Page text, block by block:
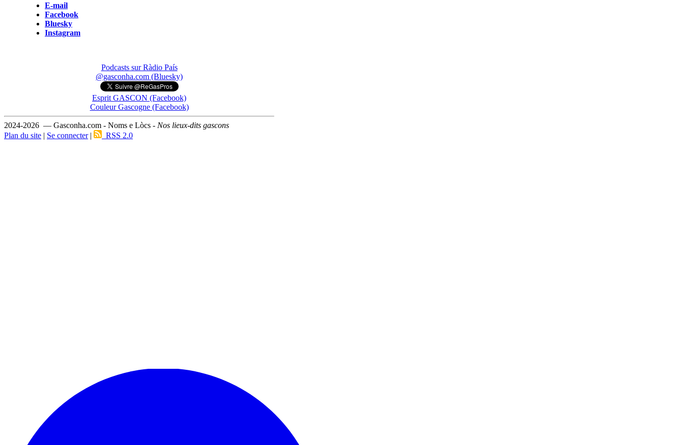
E-mail
Facebook
Bluesky
Instagram
Podcasts sur Ràdio País
@gasconha.com (Bluesky)
Esprit GASCON (Facebook)
Couleur Gascogne (Facebook)
2024-2026 — Gasconha.com - Noms e Lòcs - Nos lieux-dits gascons
Plan du site | Se connecter| RSS 2.0